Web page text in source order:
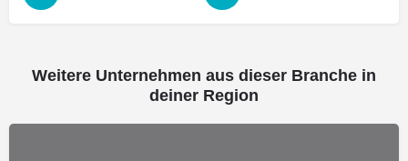
Weitere Unternehmen aus dieser Branche in
deiner Region